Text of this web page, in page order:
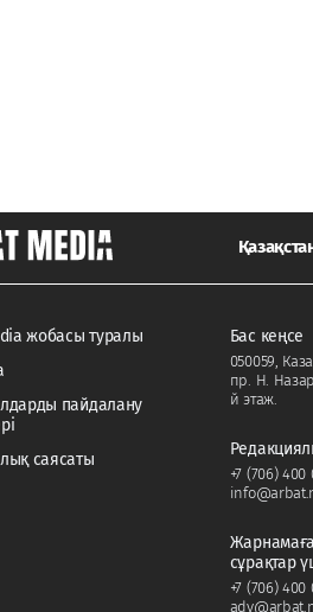
жобасы туралы
пайдалану
саясаты
Бас кеңсе
050059,
пр. Н.
й этаж.
+7 (706) 400
сұрақтар
+7 (706) 400